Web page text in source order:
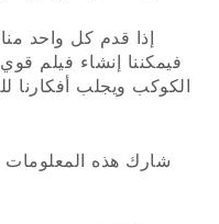
إذا قدم كل واحد
فيمكننا إنشاء فيلم
الكوكب ويجلب أفكارنا
شارك هذه المعلومات